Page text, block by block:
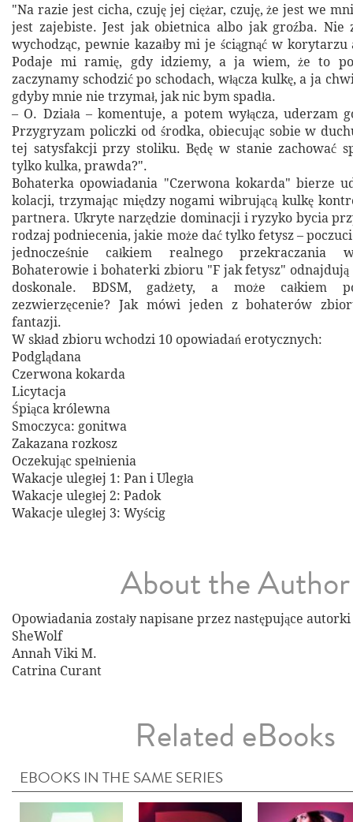
"Na razie jest cicha, czuję jej ciężar, czuję, że jest we
jest zajebiste. Jest jak obietnica albo jak groźba. Nie
wychodząc, pewnie kazałby mi je ściągnąć w
Podaje mi ramię, gdy idziemy, a ja wiem, że to
zaczynamy schodzić po schodach, włącza kulkę, a ja
gdyby mnie nie trzymał, jak nic bym spadła.
– O. Działa – komentuje, a potem wyłącza, uderzam
Przygryzam policzki od środka, obiecując sobie w
tej satysfakcji przy stoliku. Będę w stanie zachować
tylko kulka, prawda?".
Bohaterka opowiadania "Czerwona kokarda" bierze
kolacji, trzymając między nogami wibrującą kulkę
partnera. Ukryte narzędzie dominacji i ryzyko bycia
rodzaj podniecenia, jakie może dać tylko fetysz –
jednocześnie całkiem realnego przekraczania
Bohaterowie i bohaterki zbioru "F jak fetysz" odnajdują
doskonale. BDSM, gadżety, a może całkiem
zezwierzęcenie? Jak mówi jeden z bohaterów
fantazji.
W skład zbioru wchodzi 10 opowiadań erotycznych:
Podglądana
Czerwona kokarda
Licytacja
Śpiąca królewna
Smoczyca: gonitwa
Zakazana rozkosz
Oczekując spełnienia
Wakacje uległej 1: Pan i Uległa
Wakacje uległej 2: Padok
Wakacje uległej 3: Wyścig
About the Author
Opowiadania zostały napisane przez następujące autorki
SheWolf
Annah Viki M.
Catrina Curant
Related eBooks
EBOOKS IN THE SAME SERIES